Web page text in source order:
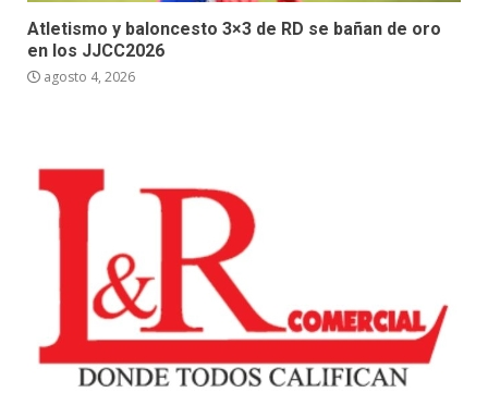
Atletismo y baloncesto 3×3 de RD se bañan de oro
en los JJCC2026
agosto 4, 2026